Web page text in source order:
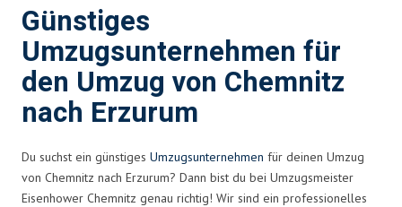
Günstiges
Umzugsunternehmen für
den Umzug von Chemnitz
nach Erzurum
Du suchst ein günstiges Umzugsunternehmen für deinen Umzug
von Chemnitz nach Erzurum? Dann bist du bei Umzugsmeister
Eisenhower Chemnitz genau richtig! Wir sind ein professionelles